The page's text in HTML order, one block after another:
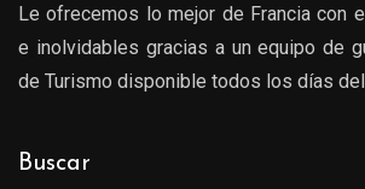
Le ofrecemos lo mejor de Francia con
e inolvidables gracias a un equipo de
de Turismo disponible todos los días del
Buscar